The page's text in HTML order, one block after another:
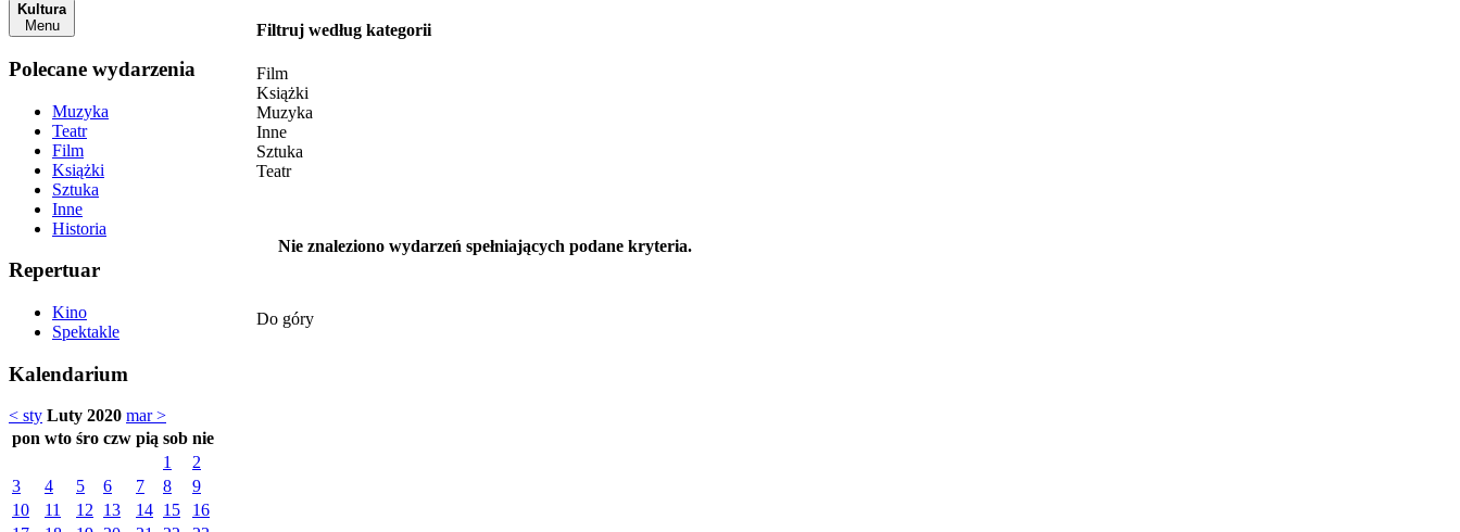
Kultura
Menu
Polecane wydarzenia
Muzyka
Teatr
Film
Książki
Sztuka
Inne
Historia
Repertuar
Kino
Spektakle
Kalendarium
< sty Luty 2020 mar >
pon wto śro czw pią sob nie
1
2
3
4 5 6 7 8
9
10
11 12 13 14 15
16
Filtruj według kategorii
Film
Książki
Muzyka
Inne
Sztuka
Teatr
Nie znaleziono wydarzeń spełniających podane kryteria.
Do góry